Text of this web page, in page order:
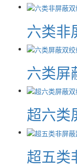
六类非
六类屏
超六类
超五类